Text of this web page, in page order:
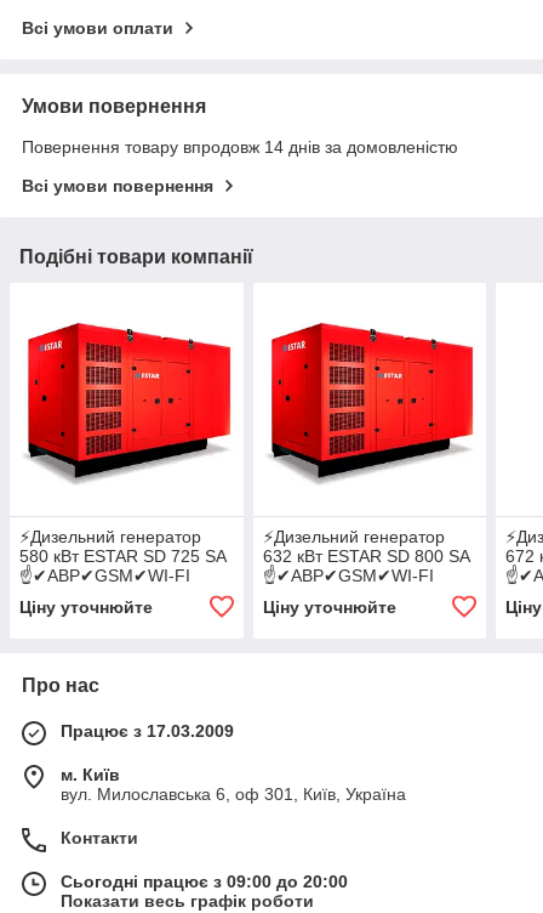
Всі умови оплати
Умови повернення
Повернення товару впродовж 14 днів за домовленістю
Всі умови повернення
Подібні товари компанії
⚡️Дизельний генератор
580 кВт ESTAR SD 725 SA
☝✔АВР✔GSM✔WI-FI
Ціну уточнюйте
⚡️Дизельний генератор
632 кВт ESTAR SD 800 SA
☝✔АВР✔GSM✔WI-FI
Ціну уточнюйте
672
Про нас
Працює з 17.03.2009
м. Київ
вул. Милославська 6, оф 301, Київ, Україна
Контакти
Сьогодні працює з 09:00 до 20:00
Показати весь графік роботи